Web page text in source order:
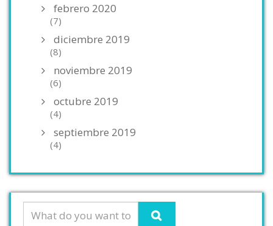
febrero 2020
(7)
diciembre 2019
(8)
noviembre 2019
(6)
octubre 2019
(4)
septiembre 2019
(4)